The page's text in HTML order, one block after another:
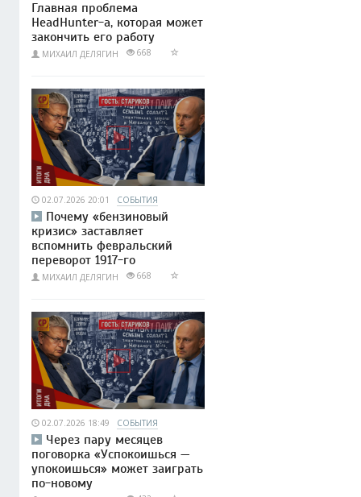
Главная проблема
HeadHunter-а, которая может
закончить его работу
МИХАИЛ ДЕЛЯГИН 668
02.07.2026 20:01 СОБЫТИЯ
Почему «бензиновый
кризис» заставляет
вспомнить февральский
переворот 1917-го
МИХАИЛ ДЕЛЯГИН 668
02.07.2026 18:49 СОБЫТИЯ
Через пару месяцев
поговорка «Успокоишься —
упокоишься» может заиграть
по-новому